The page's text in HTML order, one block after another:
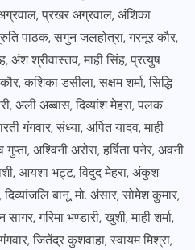
अग्रवाल, प्रखर अग्रवाल, अंशिका
पाठक, सगुन जलहोत्रा, गरनूर कौर,
अंश श्रीवास्तव, माही सिंह, प्रत्युष
कशिका डसीला, सक्षम शर्मा, सिद्धि
अली अब्बास, दिव्यांश मेहरा, पलक
गंगवार, संध्या, अर्पित यादव, माही
अश्विनी अरोरा, हर्षिता पनेर, अवनी
आयशा भट्ट, विदुद मेहरा, अंकुश
दिव्यांजलि बानू, मो. अंसार, सोमेश कुमार,
गरिमा भण्डारी, खुशी, माही शर्मा,
जितेंद्र कुशवाहा, स्वायम मिश्रा,